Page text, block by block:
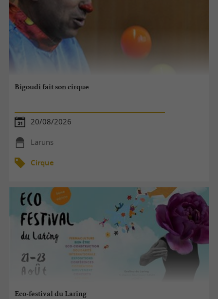
Bigoudi fait son cirque
20/08/2026
Laruns
Cirque
Eco-festival du Laring